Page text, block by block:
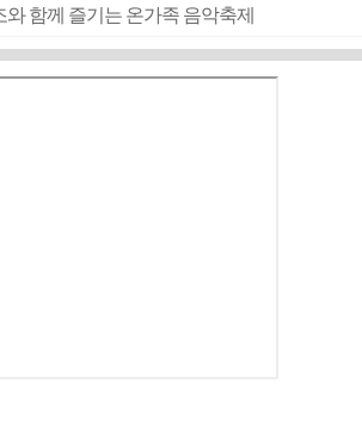
함께 즐기는 온가족 음악축제